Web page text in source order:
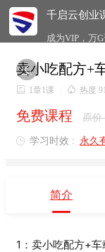
千启云创业
成为VIP，万

卖小吃配方+
 1章1课  热度
免费课程 原价
 学习时效 : 永久
简介
1： 卖小吃配方+